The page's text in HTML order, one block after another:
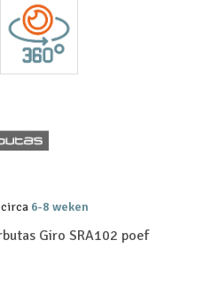
circa 6-8 weken
Giro SRA102 poef